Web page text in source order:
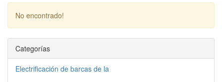
No encontrado!
Categorías
Electrificación de barcas de la